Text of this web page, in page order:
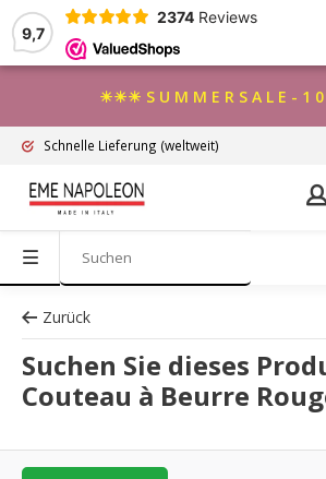
9,7
2374 Reviews
☀☀☀ S U M M E R S A L E - 1
Schnelle Lieferung (weltweit)
Zurück
Suchen Sie dieses
Couteau à Beurre